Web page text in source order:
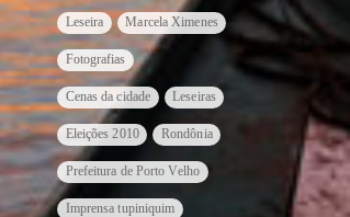
Leseira Marcela Ximenes
Fotografias
Cenas da cidade Leseiras
Eleições 2010 Rondônia
Prefeitura de Porto Velho
Imprensa tupiniquim